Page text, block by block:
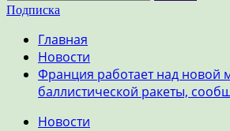
Подписка
Главная
Новости
Франция работает над новой
баллистической ракеты,
Новости